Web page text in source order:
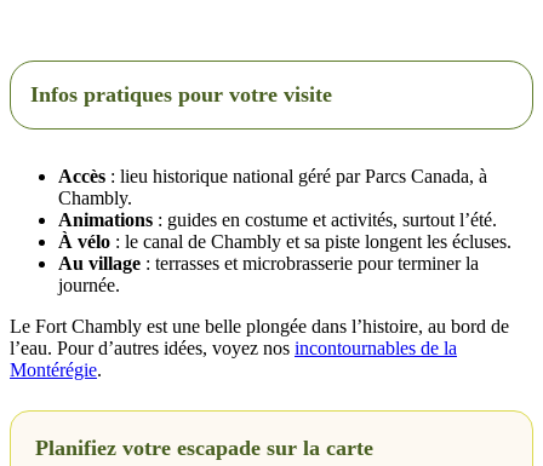
Infos pratiques pour votre visite
Accès : lieu historique national géré par Parcs Canada, à
Chambly.
Animations : guides en costume et activités, surtout l’été.
À vélo : le canal de Chambly et sa piste longent les écluses.
Au village : terrasses et microbrasserie pour terminer la
journée.
Le Fort Chambly est une belle plongée dans l’histoire, au bord de
l’eau. Pour d’autres idées, voyez nos incontournables de la
Montérégie.
Planifiez votre escapade sur la carte